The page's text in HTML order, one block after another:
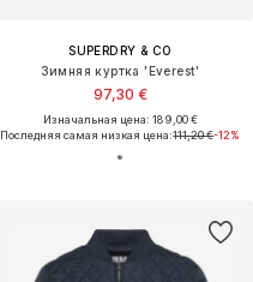
SUPERDRY & CO
Зимняя куртка 'Everest'
97,30 €
Изначальная цена: 189,00 €
Последняя самая низкая цена:111,20 €-12%